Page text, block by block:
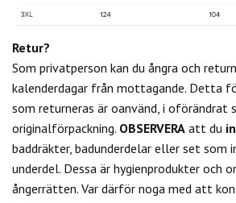
Retur?
Som privatperson kan du ångra och
kalenderdagar från mottagande. Detta
som returneras är oanvänd, i oförändrat
originalförpackning. OBSERVERA att du
baddräkter, badunderdelar eller set som
underdel. Dessa är hygienprodukter och
ångerrätten. Var därför noga med att